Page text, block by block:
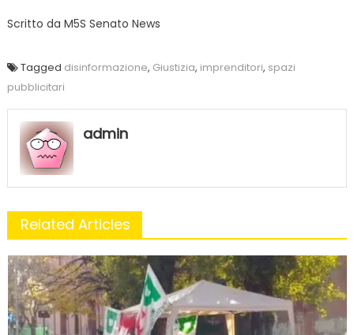
Scritto da M5S Senato News
Tagged disinformazione, Giustizia, imprenditori, spazi
pubblicitari
admin
Related Articles